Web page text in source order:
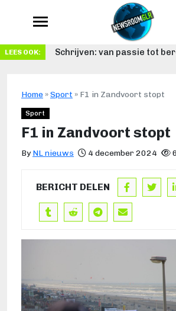
LEES OOK: Schrijven: van passie tot
Home »Sport » F1 in Zandvoort stopt
Sport
F1 in Zandvoort stopt
ByNL nieuws 4 december 2024
BERICHT DELEN